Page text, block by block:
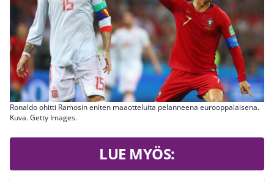
Ronaldo ohitti Ramosin eniten maaotteluita pelanneena eurooppalaisena.
Kuva. Getty Images.
LUE MYÖS: